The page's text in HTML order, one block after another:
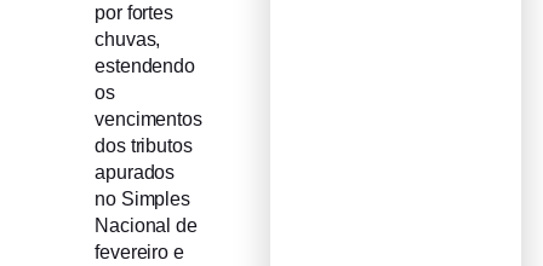
por fortes
chuvas,
estendendo
os
vencimentos
dos tributos
apurados
no Simples
Nacional de
fevereiro e